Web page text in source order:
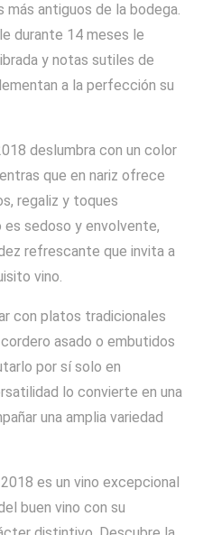
antiguos de la bodega.
durante 14 meses le
y notas sutiles de
a la perfección su
deslumbra con un color
que en nariz ofrece
regaliz y toques
es sedoso y envolvente,
refrescante que invita a
vino.
con platos tradicionales
asado o embutidos
por sí solo en
lo convierte en una
una amplia variedad
es un vino excepcional
buen vino con su